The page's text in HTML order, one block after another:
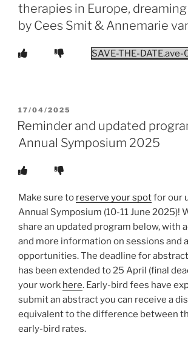
therapies in Europe,
by Cees Smit & Annemarie
SAVE-THE-DATE.ave-
POSTED
ON
17/04/2025
Reminder and updated
Annual Symposium 2025
Make sure to reserve your spotfor our
Annual Symposium (10-11 June 2025)!
share an updated program below, with
and more information on sessions and
opportunities. The deadline for
has been extended to 25 April (final
your work here. Early-bird fees have
submit an abstract you can receive a
equivalent to the difference between
early-bird rates.